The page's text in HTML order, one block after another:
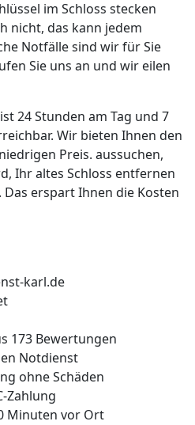
im Schloss stecken
nicht, das kann jedem
Notfälle sind wir für Sie
Sie uns an und wir eilen
24 Stunden am Tag und 7
Wir bieten Ihnen den
Preis. aussuchen,
Ihr altes Schloss entfernen
erspart Ihnen die Kosten
karl.de
173 Bewertungen
Notdienst
ohne Schäden
Zahlung
Minuten vor Ort